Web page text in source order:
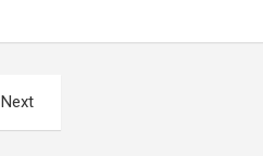
Next